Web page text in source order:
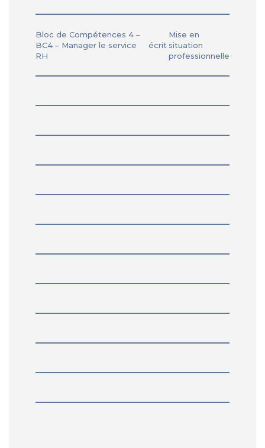
Bloc de Compétences 4 –
BC4 – Manager le service
RH
écrit
Mise en
situation
professionnelle